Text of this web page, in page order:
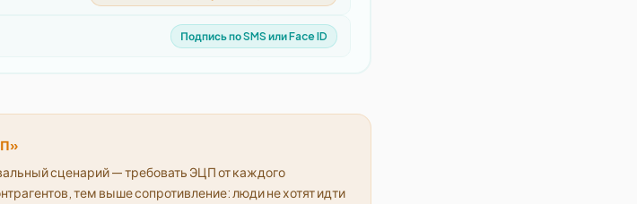
Подпись по SMS или Face ID
сценарий — требовать ЭЦП от каждого
тем выше сопротивление: люди не хотят идти